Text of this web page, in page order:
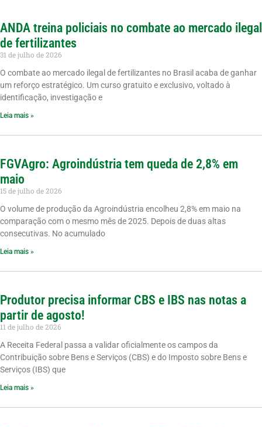
ANDA treina policiais no combate ao mercado ilegal
de fertilizantes
31 de julho de 2026
O combate ao mercado ilegal de fertilizantes no Brasil acaba de ganhar
um reforço estratégico. Um curso gratuito e exclusivo, voltado à
identificação, investigação e
Leia mais »
FGVAgro: Agroindústria tem queda de 2,8% em
maio
15 de julho de 2026
O volume de produção da Agroindústria encolheu 2,8% em maio na
comparação com o mesmo mês de 2025. Depois de duas altas
consecutivas. No acumulado
Leia mais »
Produtor precisa informar CBS e IBS nas notas a
partir de agosto!
11 de julho de 2026
A Receita Federal passa a validar oficialmente os campos da
Contribuição sobre Bens e Serviços (CBS) e do Imposto sobre Bens e
Serviços (IBS) que
Leia mais »